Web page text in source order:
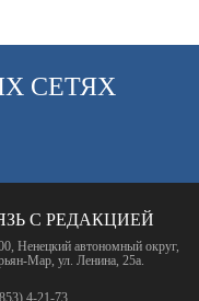
СЕТЯХ
С РЕДАКЦИЕЙ
Ненецкий автономный округ,
Мар, ул. Ленина, 25а.
4-21-73